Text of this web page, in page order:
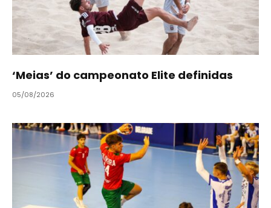
‘Meias’ do campeonato Elite definidas
05/08/2026